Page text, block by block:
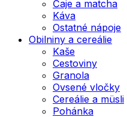
Čaje a matcha
Káva
Ostatné nápoje
Obilniny a cereálie
Kaše
Cestoviny
Granola
Ovsené vločky
Cereálie a müsli
Pohánka